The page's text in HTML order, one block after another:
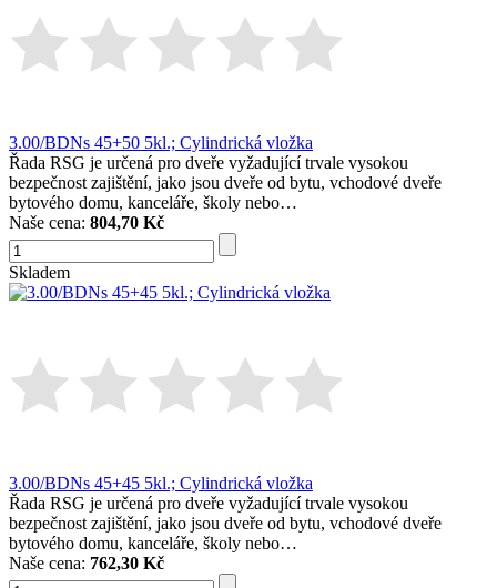
3.00/BDNs 45+50 5kl.; Cylindrická vložka
Řada RSG je určená pro dveře vyžadující trvale vysokou
bezpečnost zajištění, jako jsou dveře od bytu, vchodové dveře
bytového domu, kanceláře, školy nebo…
Naše cena: 804,70 Kč
Skladem
3.00/BDNs 45+45 5kl.; Cylindrická vložka
Řada RSG je určená pro dveře vyžadující trvale vysokou
bezpečnost zajištění, jako jsou dveře od bytu, vchodové dveře
bytového domu, kanceláře, školy nebo…
Naše cena: 762,30 Kč